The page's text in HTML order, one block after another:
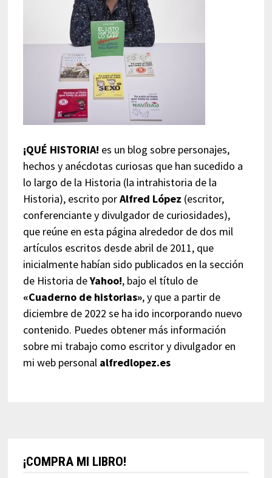
¡QUÉ HISTORIA! es un blog sobre personajes,
hechos y anécdotas curiosas que han sucedido a
lo largo de la Historia (la intrahistoria de la
Historia), escrito porAlfred López (escritor,
conferenciante y divulgador de curiosidades),
que reúne en esta página alrededor de dos mil
artículos escritos desde abril de 2011, que
inicialmente habían sido publicados en la sección
de Historia deYahoo!, bajo el título de
«Cuaderno de historias», y que a partir de
diciembre de 2022 se ha ido incorporando nuevo
contenido. Puedes obtener más información
sobre mi trabajo como escritor y divulgador en
mi web personal alfredlopez.es
¡COMPRA MI LIBRO!